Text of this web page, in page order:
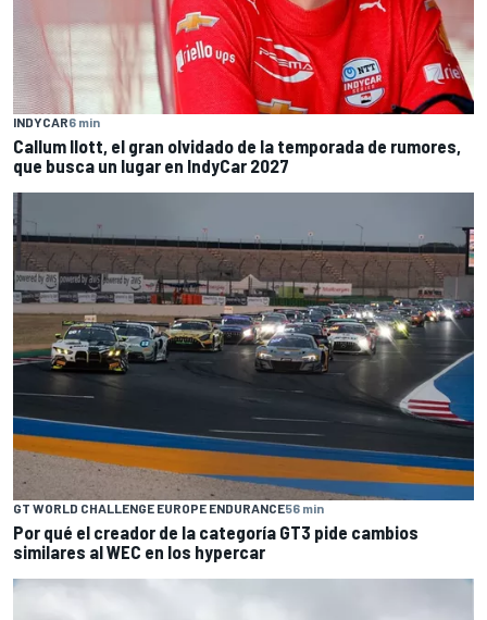
INDYCAR6 min
Callum Ilott, el gran olvidado de la temporada de rumores,
que busca un lugar en IndyCar 2027
GT WORLD CHALLENGE EUROPE ENDURANCE56 min
Por qué el creador de la categoría GT3 pide cambios
similares al WEC en los hypercar